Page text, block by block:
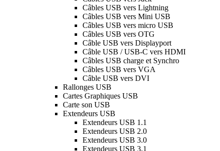
Câbles USB vers Lightning
Câbles USB vers Mini USB
Câbles USB vers micro USB
Câbles USB vers OTG
Câble USB vers Displayport
Câble USB / USB-C vers HDMI
Câbles USB charge et Synchro
Câbles USB vers VGA
Câble USB vers DVI
Rallonges USB
Cartes Graphiques USB
Carte son USB
Extendeurs USB
Extendeurs USB 1.1
Extendeurs USB 2.0
Extendeurs USB 3.0
Extendeurs USB 3.1